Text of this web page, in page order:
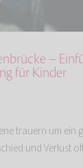
–
für Kinder
trauern um ein
und Verlust